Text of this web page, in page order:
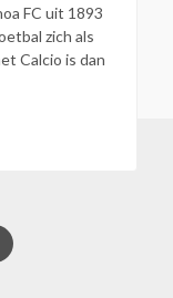
FC uit 1893
zich als
Calcio is dan